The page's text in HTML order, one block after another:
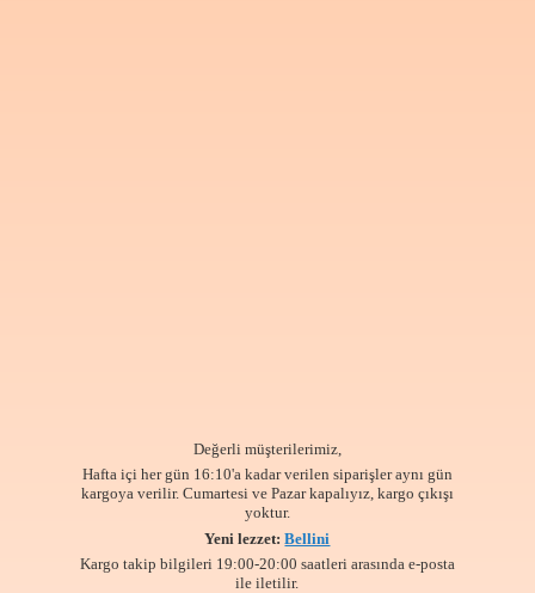
Değerli müşterilerimiz,
Hafta içi her gün 16:10'a kadar verilen siparişler aynı gün
kargoya verilir. Cumartesi ve Pazar kapalıyız, kargo çıkışı
yoktur.
Yeni lezzet:Bellini
Kargo takip bilgileri 19:00-20:00 saatleri arasında e-posta
ile iletilir.